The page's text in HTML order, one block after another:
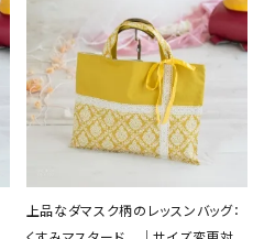
上品なダマスク柄のレッスンバッグ：